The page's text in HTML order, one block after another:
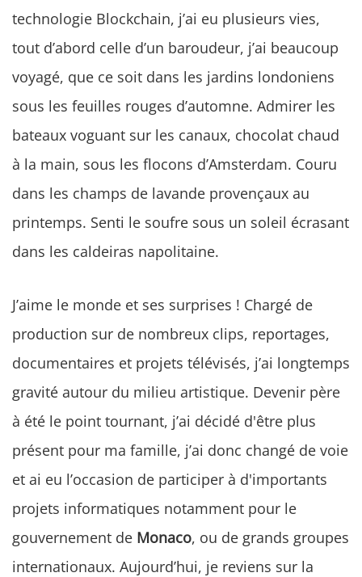
technologie Blockchain, j’ai eu plusieurs vies,
tout d’abord celle d’un baroudeur, j’ai beaucoup
voyagé, que ce soit dans les jardins londoniens
sous les feuilles rouges d’automne. Admirer les
bateaux voguant sur les canaux, chocolat chaud
à la main, sous les flocons d’Amsterdam. Couru
dans les champs de lavande provençaux au
printemps. Senti le soufre sous un soleil écrasant
dans les caldeiras napolitaine.
J’aime le monde et ses surprises ! Chargé de
production sur de nombreux clips, reportages,
documentaires et projets télévisés, j’ai longtemps
gravité autour du milieu artistique. Devenir père
à été le point tournant, j’ai décidé d'être plus
présent pour ma famille, j’ai donc changé de voie
et ai eu l’occasion de participer à d'importants
projets informatiques notamment pour le
gouvernement de Monaco, ou de grands groupes
internationaux. Aujourd’hui, je reviens sur la